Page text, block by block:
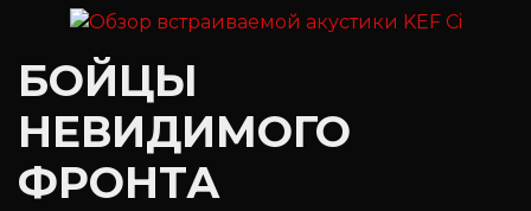
БОЙЦЫ
НЕВИДИМОГО
ФРОНТА